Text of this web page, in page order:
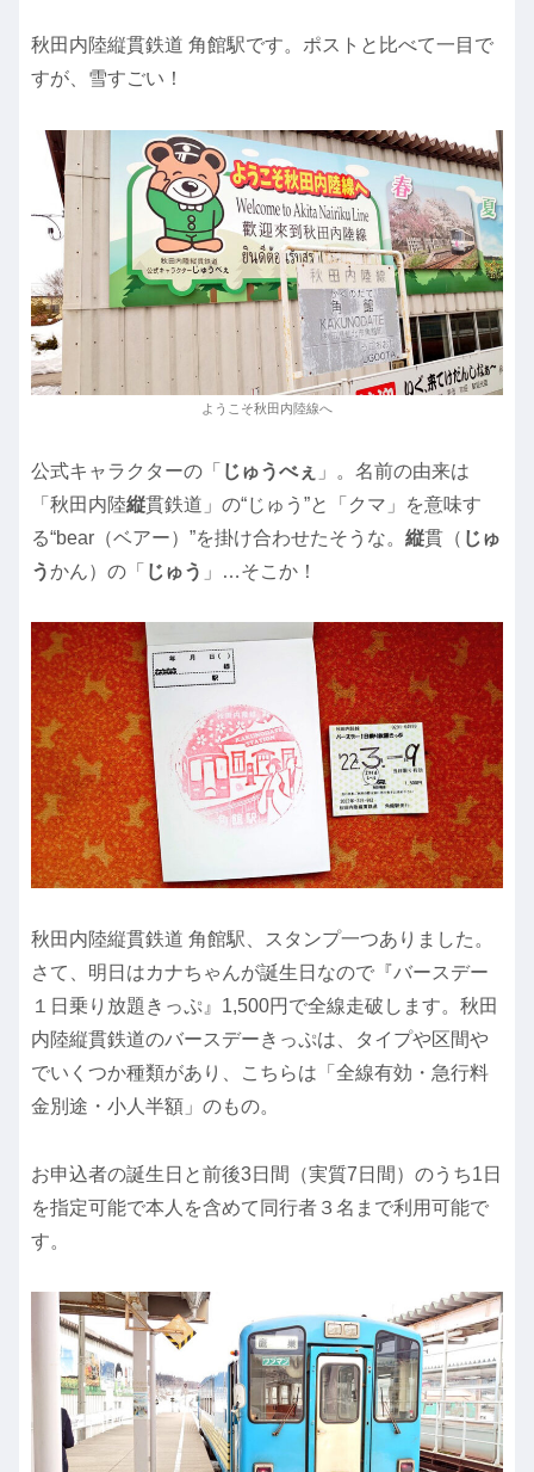
秋田内陸縦貫鉄道 角館駅です。ポストと比べて一目で
すが、雪すごい！
ようこそ秋田内陸線へ
公式キャラクターの「 じゅうべぇ 」。名前の由来は
「秋田内陸縦貫鉄道」の“じゅう”と「クマ」を意味す
る“bear（ベアー）”を掛け合わせたそうな。 縦貫（ じゅ
うかん）の「 じゅう 」…そこか！
秋田内陸縦貫鉄道 角館駅、スタンプ一つありました。
さて、明日はカナちゃんが誕生日なので『バースデー
１日乗り放題きっぷ』1,500円で全線走破します。秋田
内陸縦貫鉄道のバースデーきっぷは、タイプや区間や
でいくつか種類があり、こちらは「全線有効・急行料
金別途・小人半額」のもの。
お申込者の誕生日と前後3日間（実質7日間）のうち1日
を指定可能で本人を含めて同行者３名まで利用可能で
す。